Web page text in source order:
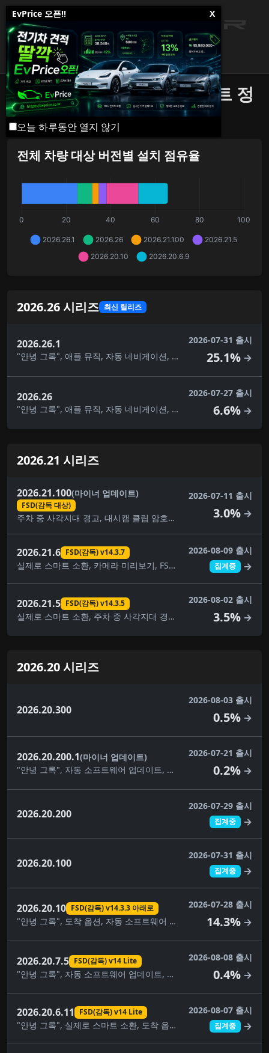
EvPrice 오픈!! X
오늘 하루동안 열지 않기
테슬라 소프트웨어 업데이트 정
보
전체 차량 대상 버전별 설치 점유율
2026.26 시리즈 최신 릴리즈
2026.26.1
"안녕 그록", 애플 뮤직, 자동 네비게이션, 주차 중 사각지대 경고, 카메라 미리보기, 채점 기능이 있는 노래방, 맞춤형 랩, 대시캠 클립 암호화, 운전 시각화, 그록 명령, 자녀 보호, 선호하는 경로, 후면 디스플레이, 보안 개선, 도착 에너지 설정, 경로상의 과속 단속 카메라, 여름 업데이트, 슈퍼차저 검색, 트랙션 컨트롤 모드, 노선 교통 통제, 웹 브라우저, 환영 애니메이션
2026-07-31 출시
25.1% →
2026.26
"안녕 그록", 애플 뮤직, 자동 네비게이션, 주차 중 사각지대 경고, 카메라 미리보기, 채점 기능이 있는 노래방, 맞춤형 랩, 대시캠 클립 암호화, 운전 시각화, 그록 명령, 자녀 보호, 선호하는 경로, 후면 디스플레이, 보안 개선, 도착 에너지 설정, 여름 업데이트, 슈퍼차저 검색, 트랙션 컨트롤 모드, 웹 브라우저, 환영 애니메이션
2026-07-27 출시
6.6% →
2026.21 시리즈
2026.21.100(마이너 업데이트)
FSD(감독 대상)
주차 중 사각지대 경고, 대시캠 클립 암호화, FSD(감독 대상), 사소한 수정, 자녀 보호, 보안 개선
2026-07-11 출시
3.0% →
2026.21.6 FSD(감독) v14.3.7
실제로 스마트 소환, 카메라 미리보기, FSD(감독) v14.3.7, 완전 자율주행(감독)
2026-08-09 출시
집계중 →
2026.21.5 FSD(감독) v14.3.5
실제로 스마트 소환, 주차 중 사각지대 경고, 카메라 미리보기, 대시캠 클립 암호화, FSD(감독) v14.3.5, FSD(감독) v14.3.6, FSD(감독) v14.3.7, 완전 자율주행(감독), 자녀 보호, 보안 개선
2026-08-02 출시
3.5% →
2026.20 시리즈
2026.20.300
2026-08-03 출시
0.5% →
2026.20.200.1(마이너 업데이트)
"안녕 그록", 자동 소프트웨어 업데이트, 사각지대 경고등, 대시캠 클립 암호화, 대시캠 뷰어 업데이트, 몰입형 사운드 업그레이드, 건반, 사소한 수정, 음악 앱 대기열, 자녀 보호, 애완동물 모드, 후면 디스플레이, 보안 개선, 자율주행 앱, 스케치북, 슈퍼차저 가격 필터, 여행, 시각적 업데이트, 날씨 지도 개선
2026-07-21 출시
0.2% →
2026.20.200
2026-07-29 출시
집계중 →
2026.20.100
2026-07-31 출시
집계중 →
2026.20.10 FSD(감독) v14.3.3 아래로
"안녕 그록", 도착 옵션, 자동 소프트웨어 업데이트, 자동 조종 장치 이름 지정 업데이트, 사각지대 경고등, 주차 중 사각지대 경고, 브레이크 확인, 대시캠 클립 암호화, 대시캠 뷰어 업데이트, FSD(감독) v14.3.3 아래로, FSD(감독) v14.3.5 아래로, 완전 자율 주행(감독) 아래, 몰입형 사운드 업그레이드, 건반, 음악 앱 대기열, 자녀 보호, 애완동물 모드, 후면 디스플레이, 2열 어린이 안전 시트, 보안 개선, 스케치북, 속도 프로필, 여행, UI 개선, 시각적 업데이트, 날씨 지도 개선
2026-07-28 출시
14.3% →
2026.20.7.5 FSD(감독) v14 Lite
"안녕 그록", 자동 소프트웨어 업데이트, 대시캠 클립 암호화, 대시캠 뷰어 업데이트, FSD(감독) v14 Lite, 완전 자율주행(감독), 건반, 음악 앱 대기열, 내비게이션 차선 안내, 자녀 보호, 애완동물 모드, 관심 장소, 보안 개선, 목적지를 자동차로 보내기, 스케치북, 속도 프로필, 공원에서 자율주행 시작, 여행, UI 개선, 날씨 지도
2026-08-08 출시
0.4% →
2026.20.6.11 FSD(감독) v14 Lite
"안녕 그록", 실제로 스마트 소환, 도착 옵션, 자동 소프트웨어 업데이트, 사각지대 경고등, 주차 중 사각지대 경고, 카메라 미리보기, 대시캠 클립 암호화, 대시캠 뷰어 업데이트, FSD(감독) v14 Lite, FSD(감독) v14.3.5, FSD(감독) v14.3.6, 완전 자율주행(감독), 몰입형 사운드 업그레이드, 건반, 음악 앱 대기열, 페인트 가게, 자녀 보호, 애완동물 모드, 후면 디스플레이, 보안 개선, 자율주행 앱, 스케치북, 속도 프로필, 공원에서 자율주행 시작, 슈퍼차저 가격 필터, 여행, UI 개선, 시각적 업데이트, 날씨 지도 개선
2026-08-07 출시
집계중 →